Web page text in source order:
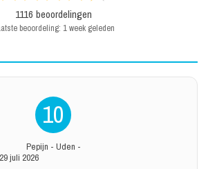
1116 beoordelingen
beoordeling: 1 week geleden
10
Pepijn - Uden -
29 juli 2026